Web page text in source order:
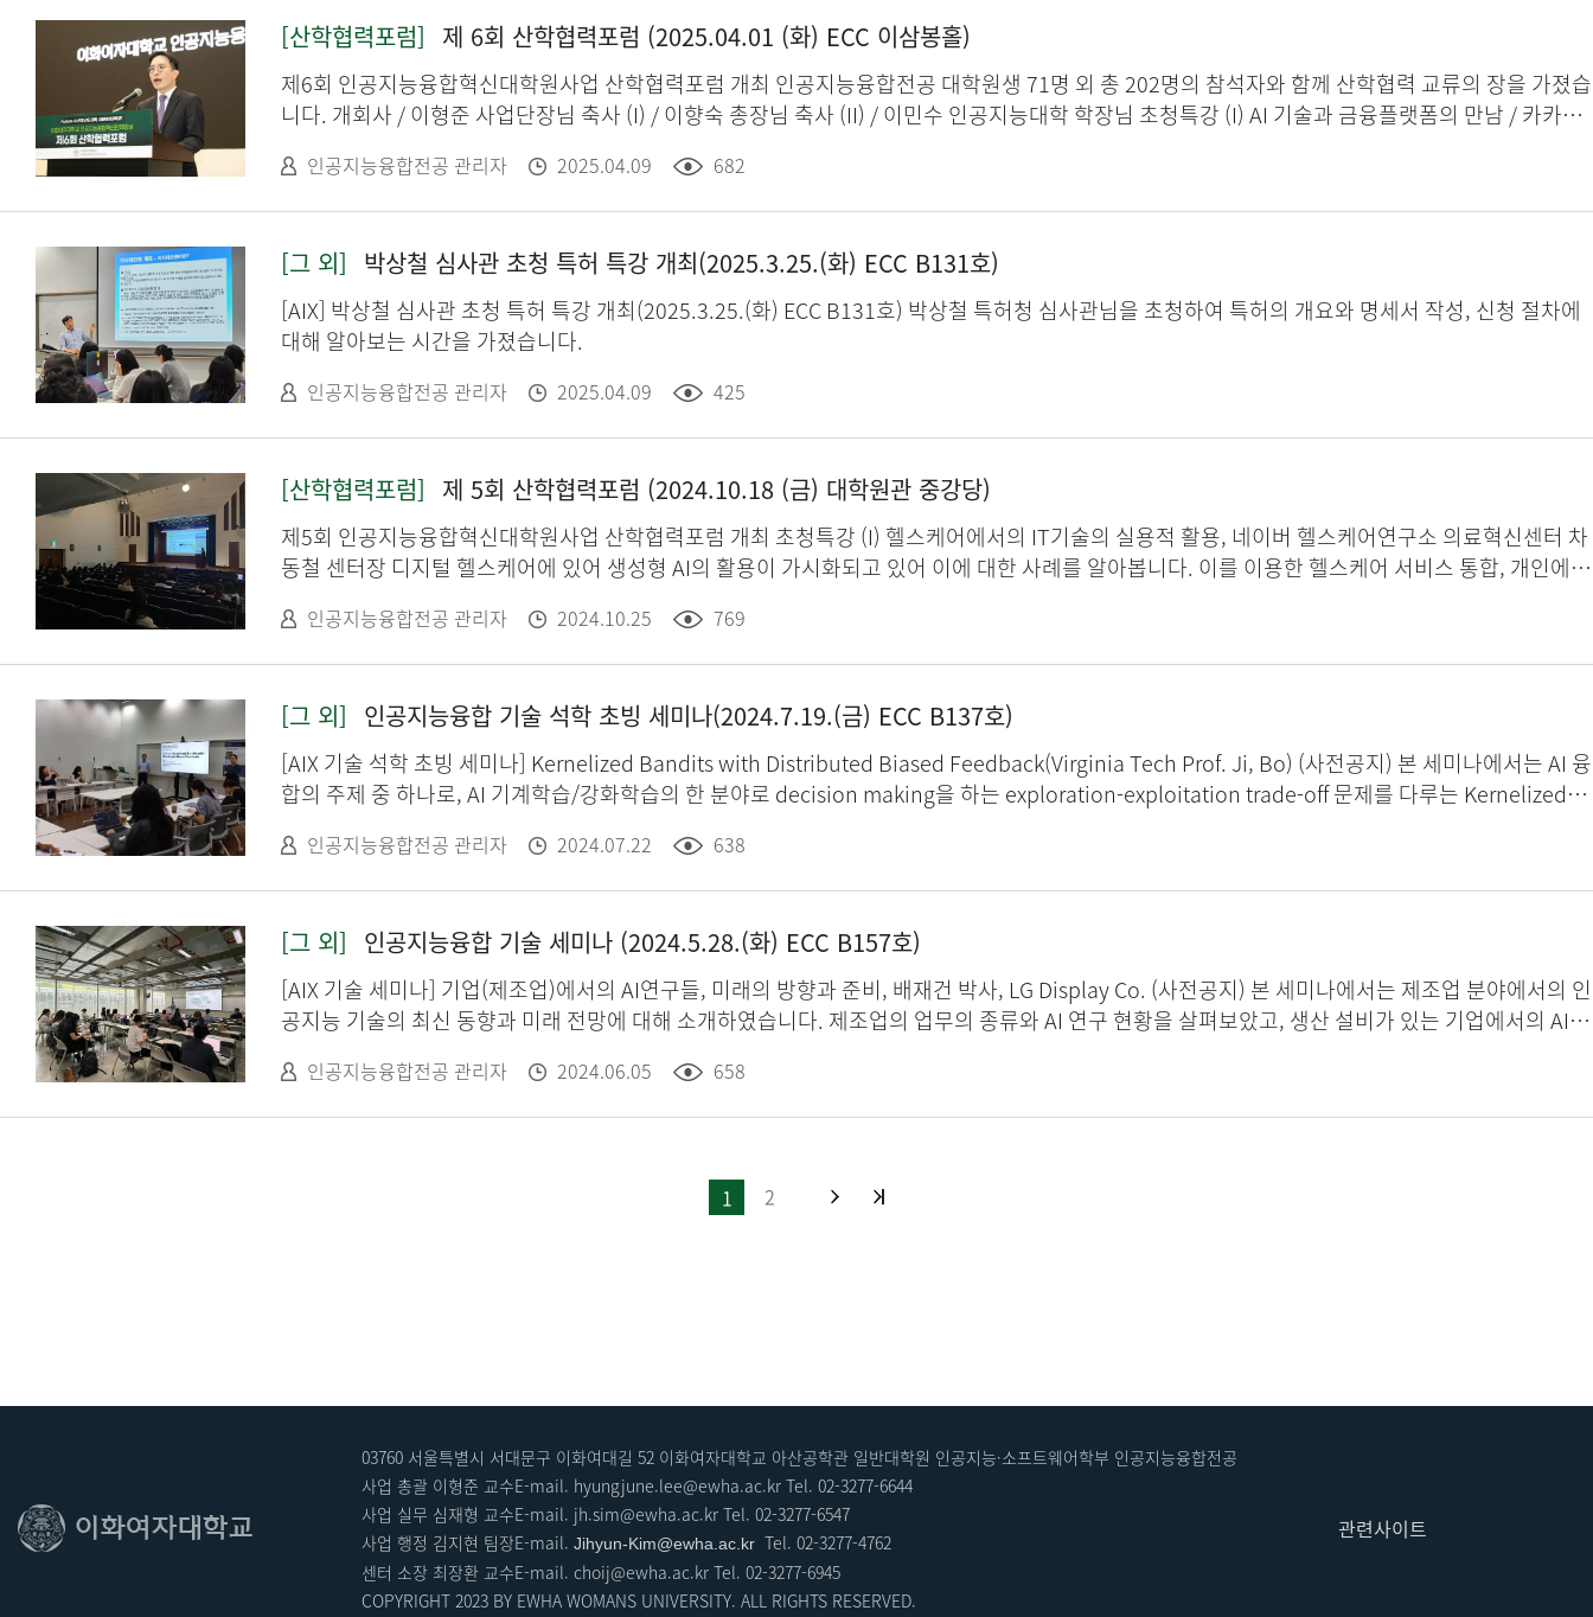
[산학협력포럼] 제 6회 산학협력포럼 (2025.04.01 (화) ECC 이삼봉홀)
제6회 인공지능융합혁신대학원사업 산학협력포럼 개최 인공지능융합전공 대학원생 71명 외 총 202명의 참석자와 함께 산학협력 교류의 장을 가졌습
니다. 개회사 / 이형준 사업단장님 축사 (I) / 이향숙 총장님 축사 (II) / 이민수 인공지능대학 학장님 초청특강 (I) AI 기술과 금융플랫폼의 만남 / 카카오
수상 Energy-Efficient Systolic Array for Complex-Valued Neural Networks (CVNNs) 인공지능융합전공 석사과정 이지영 창의자율과제 우수작 발
표 (2) 우수상 TADFormer: Task-Adaptive Dynamic TransFormer For Efficient Multi-Task Learning 인공지능융합전공 석박사통합과정 백승민 창
전공 석사과정 김민정, 이승연, 황정현 창의자율과제 우수작 발표 (4) 우수상 Generating and Evaluating Feedback in Radiology VQA 인공지능융
합전공 석사과정 안건희 산업체와의 만남 ROUND TABLE
인공지능융합전공 관리자 2025.04.09 682
[그 외] 박상철 심사관 초청 특허 특강 개최(2025.3.25.(화) ECC B131호)
[AIX] 박상철 심사관 초청 특허 특강 개최(2025.3.25.(화) ECC B131호) 박상철 특허청 심사관님을 초청하여 특허의 개요와 명세서 작성, 신청 절차에
대해 알아보는 시간을 가졌습니다.
인공지능융합전공 관리자 2025.04.09 425
[산학협력포럼] 제 5회 산학협력포럼 (2024.10.18 (금) 대학원관 중강당)
제5회 인공지능융합혁신대학원사업 산학협력포럼 개최 초청특강 (I) 헬스케어에서의 IT기술의 실용적 활용, 네이버 헬스케어연구소 의료혁신센터 차
동철 센터장 디지털 헬스케어에 있어 생성형 AI의 활용이 가시화되고 있어 이에 대한 사례를 알아봅니다. 이를 이용한 헬스케어 서비스 통합, 개인에게
사례를 소개합니다. 네이버에서 현재 서비스중인 NAVER Care 온라인 증상 체커가 어떻게 디지털 프론트 도어로 쓰일 수 있게 되며, 의사와 환자 모두
에게 도움이 될 수 있도록 환자 포털 및 핵심 솔루션 기능 전반에 걸쳐 최적의 다음 조치를 위한 콜과 원활한 상호 작용을 지원하는 디지털 헬스 허브의
기술은 생성형 인공지능의 등장으로 새로운 패러다임에 진입하고 있습니다. 특히 과거에는 메디컬 데이터로 인식되지 못했던 비정형 데이터들이 IT기
술과 접목되어 정형화되면서 RWD(Real World Data)를 형성하고 있습니다. 그 중 스마트폰과 DSLR카메라를 사용하여 환자를 촬영하는 메디컬 포토
그래피는 큰 주목을 받고 있습니다. 메디컬 포토그래피는 X-ray와 같은 방사선데이터와 달리 자동화 되어있지 않아 8단계 수작업을 거쳐서 이미지를
획득해 왔으나 인공지능의 CNN모델, image captioning모델을 활용하여 자동화할 경우 병원의 인건비 절감 및 휴먼에러 방지 등 실질적인 측면에서
큰 도움이 됩니다. 메디포토TM는 위 모델을 상용화한 솔루션으로 현재 대학병원 및 성형외과, 치과 등에서 사용하고 있으며 향후 메디컬 이미지 데이
정보를 유지하면서 노이즈를 효과적으로 제거할 수 있는 비지도 학습 기반의 노이즈 제거 프레임워크를 개발하였습니다. 이 프레임워크는 깨끗한 타
리고 반복 필터링 기법을 통합하여, 비지도 방법이 감독된 학습 방식과 비교할 수 있는 성능을 달성하였음을 보여줍니다. 제안된 방법은 플루오로스코
피는 물론, 동적 비디오 및 정적 체적 영상 방식을 포함한 다양한 의료 영상에도 적용 가능합니다. 앞으로는 이 프레임워크를 실시간 응용 프로그램에
최적화하고, 임상 환경에서의 성능을 더욱 검증하여 진단 정확성의 향상에 기여하고자 합니다. 창의자율과제 우수작 발표 (II) Differential Private
Modality-Agnostic Synthetic Data Generation without Training 인공지능융합전공 통합과정 윤예린 이 연구 과제는 black-box API 모델에 차등
정보보호(Differential Privacy)를 적용하여 학습없이 고품질의 보안합성데이터를 생성하는 기술을 제안합니다. 기존의 DP 기반 합성 데이터 생성 방
형태로 제공되는 SOTA 생성형 AI를 활용해 원본데이터를 학습하는 과정없이 이미지, 표, 텍스트 등 다양한 모달리티에서 보안합성데이터 생성이 가능
하도록 합니다. 또한, 기존 선행연구에서 발생하던 합성데이터의 다양성 감소 문제를 해결하기 위해 Two-Stage-Voting, 프롬프트 엔지니어링 등의
능·소프트웨어[대학원] 교수 / 패널리스트 : 김동현(뉴로핏 CTO), 류현곤(NVIDIA 부장), 배재건(LG Display CTO), 전진호(카카오헬스케어 이사)
인공지능융합전공 관리자 2024.10.25 769
[그 외] 인공지능융합 기술 석학 초빙 세미나(2024.7.19.(금) ECC B137호)
[AIX 기술 석학 초빙 세미나] Kernelized Bandits with Distributed Biased Feedback(Virginia Tech Prof. Ji, Bo) (사전공지) 본 세미나에서는 AI 융
합의 주제 중 하나로, AI 기계학습/강화학습의 한 분야로 decision making을 하는 exploration-exploitation trade-off 문제를 다루는 Kernelized
인공지능융합전공 관리자 2024.07.22 638
[그 외] 인공지능융합 기술 세미나 (2024.5.28.(화) ECC B157호)
[AIX 기술 세미나] 기업(제조업)에서의 AI연구들, 미래의 방향과 준비, 배재건 박사, LG Display Co. (사전공지) 본 세미나에서는 제조업 분야에서의 인
공지능 기술의 최신 동향과 미래 전망에 대해 소개하였습니다. 제조업의 업무의 종류와 AI 연구 현황을 살펴보았고, 생산 설비가 있는 기업에서의 AI
미치는 영향을 전반적으로 살펴보는 시간이었습니다.
인공지능융합전공 관리자 2024.06.05 658
1 2
관련사이트
03760 서울특별시 서대문구 이화여대길 52 이화여자대학교 아산공학관 일반대학원 인공지능·소프트웨어학부 인공지능융합전공
사업 총괄 이형준 교수E-mail. hyungjune.lee@ewha.ac.kr Tel. 02-3277-6644
사업 실무 심재형 교수E-mail. jh.sim@ewha.ac.kr Tel. 02-3277-6547
사업 행정 김지현 팀장E-mail. Jihyun-Kim@ewha.ac.kr Tel. 02-3277-4762
센터 소장 최장환 교수E-mail. choij@ewha.ac.kr Tel. 02-3277-6945
COPYRIGHT 2023 BY EWHA WOMANS UNIVERSITY. ALL RIGHTS RESERVED.